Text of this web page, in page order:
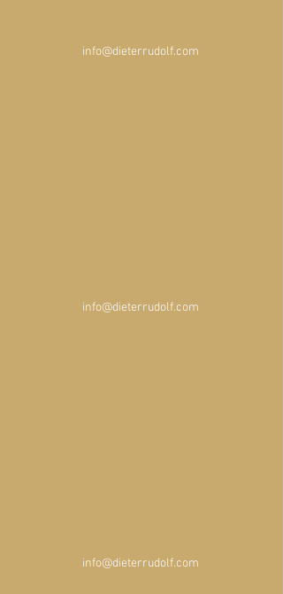
info@dieterrudolf.com
info@dieterrudolf.com
info@dieterrudolf.com